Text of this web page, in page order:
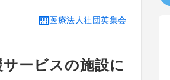
医療法人社団英集会
サービスの施設に